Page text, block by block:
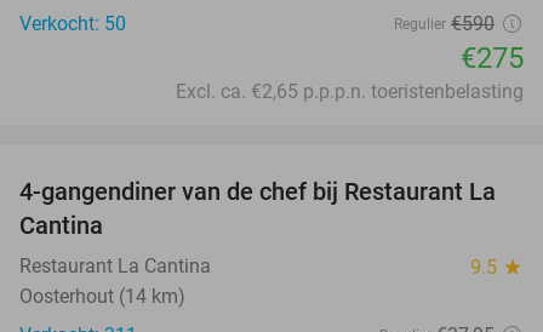
Verkocht: 50
Regulier €590
€275
Excl. ca. €2,65 p.p.p.n. toeristenbelasting
32%
4-gangendiner van de chef bij Restaurant La
Cantina
Restaurant La Cantina 9.5 star
Oosterhout (14 km)